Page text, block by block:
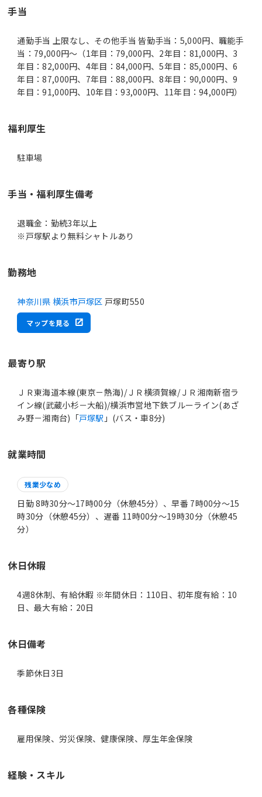
手当
通勤手当 上限なし、その他手当 皆勤手当：5,000円、職能手
当：79,000円～（1年目：79,000円、2年目：81,000円、3
年目：82,000円、4年目：84,000円、5年目：85,000円、6
年目：87,000円、7年目：88,000円、8年目：90,000円、9
年目：91,000円、10年目：93,000円、11年目：94,000円）
福利厚生
駐車場
手当・福利厚生備考
退職金：勤続3年以上
※戸塚駅より無料シャトルあり
勤務地
神奈川県 横浜市戸塚区 戸塚町550
マップを見る
最寄り駅
ＪＲ東海道本線(東京－熱海)/ＪＲ横須賀線/ＪＲ湘南新宿ラ
イン線(武蔵小杉－大船)/横浜市営地下鉄ブルーライン(あざ
み野－湘南台)「戸塚駅 」(バス・車8分)
就業時間
残業少なめ
日勤 8時30分〜17時00分（休憩45分）、早番 7時00分〜15
時30分（休憩45分）、遅番 11時00分〜19時30分（休憩45
分）
休日休暇
4週8休制、有給休暇 ※年間休日：110日、初年度有給：10
日、最大有給：20日
休日備考
季節休日3日
各種保険
雇用保険、労災保険、健康保険、厚生年金保険
経験・スキル